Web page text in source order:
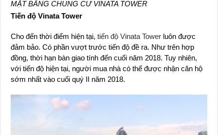
MẶT BẰNG CHUNG CƯ VINATA TOWER
Tiến độ Vinata Tower
Cho đến thời điểm hiện tại,tiến độ Vinata Tower luôn được
đảm bảo. Có phần vượt trước tiến độ đề ra. Như trên hợp
đồng, thời hạn bàn giao tính đến cuối năm 2018. Tuy nhiên,
với tiến độ hiện tại, người mua nhà có thể được nhận căn hộ
sớm nhất vào cuối quý II năm 2018.